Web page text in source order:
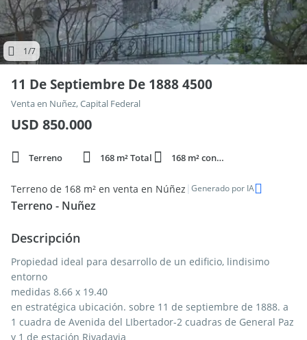
1/7
11 De Septiembre De 1888 4500
Venta en Nuñez, Capital Federal
USD 850.000
Terreno 168 m² Total 168 m² constr.
Terreno de 168 m² en venta en Núñez | Generado por IA
Terreno - Nuñez
Descripción
Propiedad ideal para desarrollo de un edificio, lindisimo
entorno
medidas 8.66 x 19.40
en estratégica ubicación. sobre 11 de septiembre de 1888. a
1 cuadra de Avenida del LIbertador-2 cuadras de General Paz
y 1 de estación Rivadavia